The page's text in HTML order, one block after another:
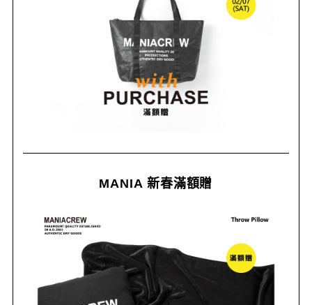
MANIA 新春滿額贈